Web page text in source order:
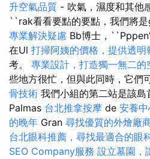
升空氣品質 - 吹氣，濕度和其他
``rak看看要點的要點，我們將是
專業解決疑慮 Bb博士，
在Ul 打掃阿姨的價格，提供透明
考。 專業設計，打造獨一無二的
些地方很忙，但與此同時，它們
骨技術 我們小組的第二站是該島
Palmas 台北推拿按摩 de 安養
的晚年 Gran 尋找優質的外燴廠
台北眼科推薦，尋找最適合的眼
SEO Company服務 設立墓園，